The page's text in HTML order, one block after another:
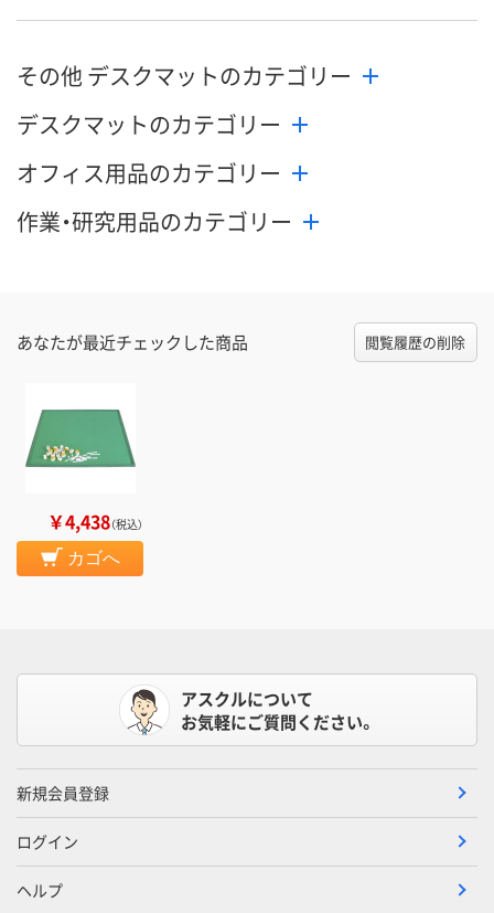
その他 デスクマットのカテゴリー
デスクマットのカテゴリー
オフィス用品のカテゴリー
作業・研究用品のカテゴリー
あなたが最近チェックした商品 閲覧履歴の削除
￥4,438（税込）
カゴへ
アスクルについて
お気軽にご質問ください。
新規会員登録
ログイン
ヘルプ